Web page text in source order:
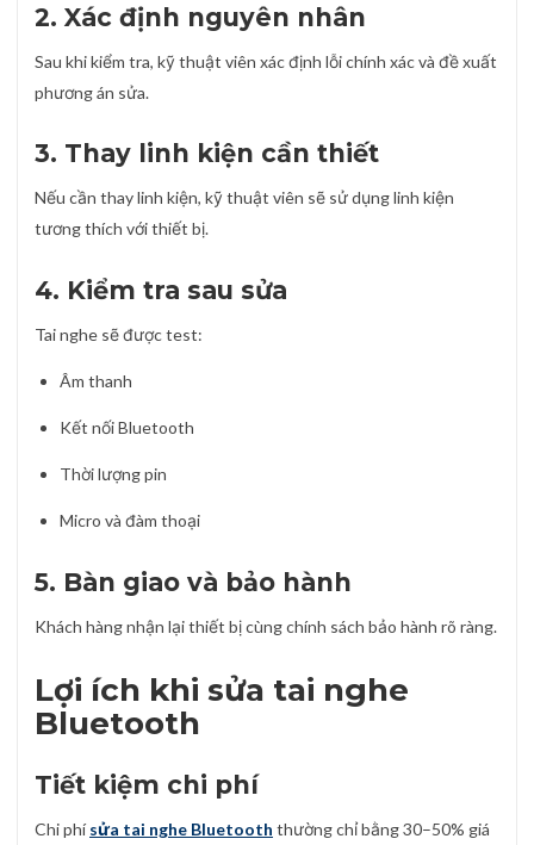
2. Xác định nguyên nhân
Sau khi kiểm tra, kỹ thuật viên xác định lỗi chính xác và đề xuất
phương án sửa.
3. Thay linh kiện cần thiết
Nếu cần thay linh kiện, kỹ thuật viên sẽ sử dụng linh kiện
tương thích với thiết bị.
4. Kiểm tra sau sửa
Tai nghe sẽ được test:
Âm thanh
Kết nối Bluetooth
Thời lượng pin
Micro và đàm thoại
5. Bàn giao và bảo hành
Khách hàng nhận lại thiết bị cùng chính sách bảo hành rõ ràng.
Lợi ích khi sửa tai nghe
Bluetooth
Tiết kiệm chi phí
Chi phísửa tai nghe Bluetooth thường chỉ bằng 30–50% giá